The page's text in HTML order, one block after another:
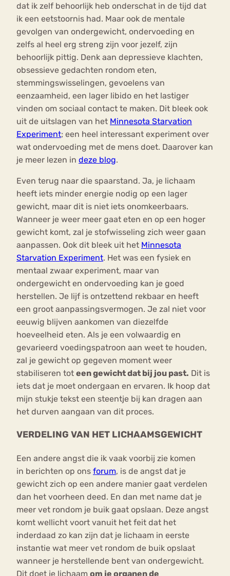
dat ik zelf behoorlijk heb onderschat in de tijd dat
ik een eetstoornis had. Maar ook de mentale
gevolgen van ondergewicht, ondervoeding en
zelfs al heel erg streng zijn voor jezelf, zijn
behoorlijk pittig. Denk aan depressieve klachten,
obsessieve gedachten rondom eten,
stemmingswisselingen, gevoelens van
eenzaamheid, een lager libido en het lastiger
vinden om sociaal contact te maken. Dit bleek ook
uit de uitslagen van het Minnesota Starvation
Experiment; een heel interessant experiment over
wat ondervoeding met de mens doet. Daarover kan
je meer lezen in deze blog.
Even terug naar die spaarstand. Ja, je lichaam
heeft iets minder energie nodig op een lager
gewicht, maar dit is niet iets onomkeerbaars.
Wanneer je weer meer gaat eten en op een hoger
gewicht komt, zal je stofwisseling zich weer gaan
aanpassen. Ook dit bleek uit het Minnesota
Starvation Experiment. Het was een fysiek en
mentaal zwaar experiment, maar van
ondergewicht en ondervoeding kan je goed
herstellen. Je lijf is ontzettend rekbaar en heeft
een groot aanpassingsvermogen. Je zal niet voor
eeuwig blijven aankomen van diezelfde
hoeveelheid eten. Als je een volwaardig en
gevarieerd voedingspatroon aan weet te houden,
zal je gewicht op gegeven moment weer
stabiliseren tot een gewicht dat bij jou past. Dit is
iets dat je moet ondergaan en ervaren. Ik hoop dat
mijn stukje tekst een steentje bij kan dragen aan
het durven aangaan van dit proces.
VERDELING VAN HET LICHAAMSGEWICHT
Een andere angst die ik vaak voorbij zie komen
in berichten op ons forum, is de angst dat je
gewicht zich op een andere manier gaat verdelen
dan het voorheen deed. En dan met name dat je
meer vet rondom je buik gaat opslaan. Deze angst
komt wellicht voort vanuit het feit dat het
inderdaad zo kan zijn dat je lichaam in eerste
instantie wat meer vet rondom de buik opslaat
wanneer je herstellende bent van ondergewicht.
Dit doet je lichaam om je organen de